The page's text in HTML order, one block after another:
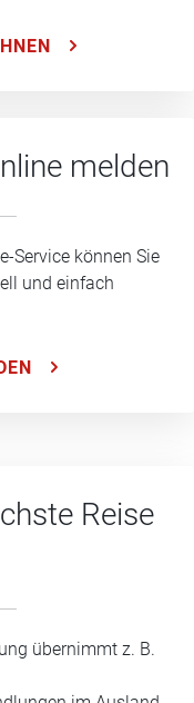
melden
Service können Sie
und einfach
Reise
übernimmt z. B.